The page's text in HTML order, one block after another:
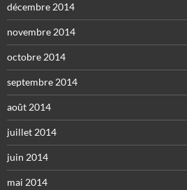
décembre 2014
novembre 2014
octobre 2014
septembre 2014
août 2014
juillet 2014
juin 2014
mai 2014